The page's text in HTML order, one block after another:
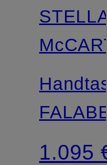
STELLA
1.095